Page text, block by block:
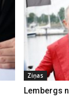
Ziņas
Lembergs